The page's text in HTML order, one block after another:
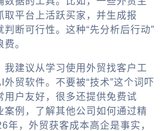
取平台上活跃买家，并生成报
断可行性。这种“先分析后行动”
。
我建议从学习使用外贸找客户工
贸软件。不要被“技术”这个词吓
用户友好，很多还提供免费试
案例，了解其他公司如何通过精
年，外贸获客成本高企是事实，